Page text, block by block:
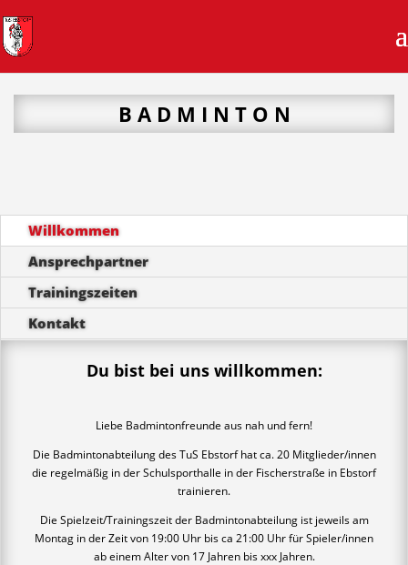
B A D M I N T O N
Willkommen
Ansprechpartner
Trainingszeiten
Kontakt
Du bist bei uns willkommen:
Liebe Badmintonfreunde aus nah und fern!
Die Badmintonabteilung des TuS Ebstorf hat ca. 20 Mitglieder/innen
die regelmäßig in der Schulsporthalle in der Fischerstraße in Ebstorf
trainieren.
Die Spielzeit/Trainingszeit der Badmintonabteilung ist jeweils am
Montag in der Zeit von 19:00 Uhr bis ca 21:00 Uhr für Spieler/innen
ab einem Alter von 17 Jahren bis xxx Jahren.